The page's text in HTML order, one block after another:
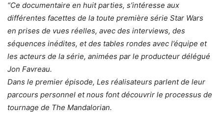
“Ce documentaire en huit parties, s’intéresse aux
différentes facettes de la toute première série Star Wars
en prises de vues réelles, avec des interviews, des
séquences inédites, et des tables rondes avec l’équipe et
les acteurs de la série, animées par le producteur délégué
Jon Favreau.
Dans le premier épisode, Les réalisateurs parlent de leur
parcours personnel et nous font découvrir le processus de
tournage de The Mandalorian.